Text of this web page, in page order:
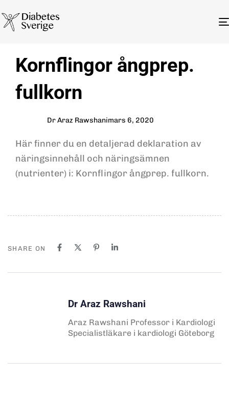
IN:
Kornflingor ångprep.
fullkorn
Dr Araz Rawshani
on:
mars 6, 2020
Här finner du en detaljerad deklaration av
näringsinnehåll och näringsämnen
(nutrienter) i: Kornflingor ångprep. fullkorn.
SHARE ON
Dr Araz Rawshani
Araz Rawshani Professor i Kardiologi
Specialistläkare i kardiologi Göteborg